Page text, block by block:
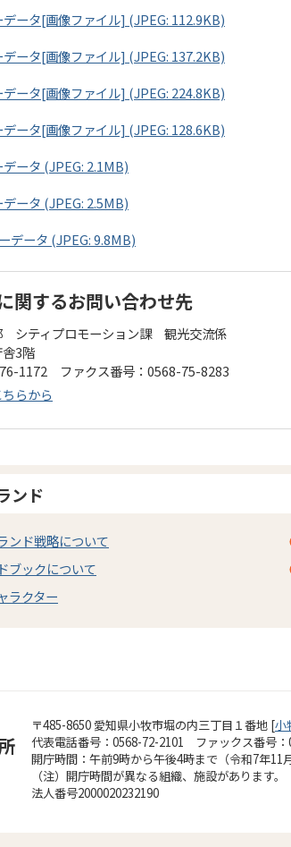
ータ[画像ファイル] (JPEG: 112.9KB)
ータ[画像ファイル] (JPEG: 137.2KB)
ータ[画像ファイル] (JPEG: 224.8KB)
ータ[画像ファイル] (JPEG: 128.6KB)
ータ (JPEG: 2.1MB)
ータ (JPEG: 2.5MB)
データ (JPEG: 9.8MB)
関するお問い合わせ先
シティプロモーション課 観光交流係
3階
1172 ファクス番号：0568-75-8283
らから
ンド
ンド戦略について
ブックについて
ラクター
〒485-8650 愛知県小牧市堀の内三丁目１番地 [小
代表電話番号：0568-72-2101 ファックス番号
開庁時間：午前9時から午後4時まで（令和7年11
（注）開庁時間が異なる組織、施設があります。
法人番号2000020232190